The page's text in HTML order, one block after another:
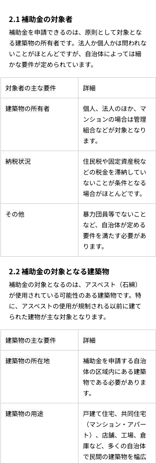
2.1 補助金の対象者
補助金を申請できるのは、原則として対象とな
る建築物の所有者です。法人か個人かは問われな
いことがほとんどですが、自治体によっては細
かな要件が定められています。
対象者の主な要件 詳細
建築物の所有者
個人、法人のほか、マ
ンションの場合は管理
組合などが対象となり
ます。
納税状況
住民税や固定資産税な
どの税金を滞納してい
ないことが条件となる
場合がほとんどです。
その他
暴力団員等でないこと
など、自治体が定める
要件を満たす必要があ
ります。
2.2 補助金の対象となる建築物
補助金の対象となるのは、アスベスト（石綿）
が使用されている可能性のある建築物です。特
に、アスベストの使用が規制される以前に建て
られた建物が主な対象となります。
建築物の主な要件 詳細
建築物の所在地
補助金を申請する自治
体の区域内にある建築
物である必要がありま
す。
建築物の用途
戸建て住宅、共同住宅
（マンション・アパー
ト）、店舗、工場、倉
庫など、多くの自治体
で民間の建築物を幅広